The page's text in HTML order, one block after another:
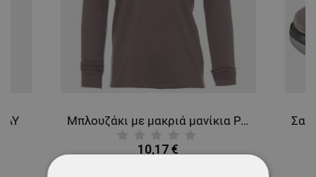
Μπλουζάκι με μακριά μανίκια PAYPER PINETA DARK GREY
10,17 €